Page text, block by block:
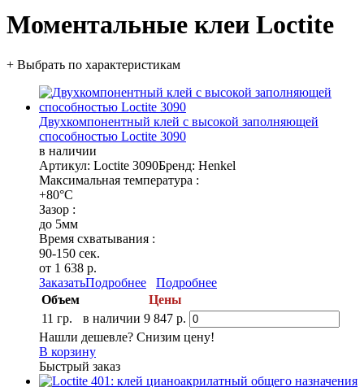
Моментальные клеи Loctite
+ Выбрать по характеристикам
Двухкомпонентный клей с высокой заполняющей
способностью Loctite 3090
в наличии
Артикул: Loctite 3090Бренд: Henkel
Максимальная температура :
+80°C
Зазор :
до 5мм
Время схватывания :
90-150 сек.
от 1 638 р.
ЗаказатьПодробнее
Подробнее
Объем
Цены
11 гр.
в наличии 9 847 р.
Нашли дешевле? Снизим цену!
В корзину
Быстрый заказ